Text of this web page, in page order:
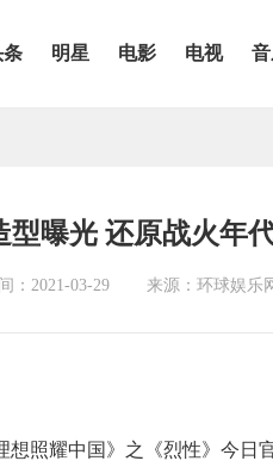
条 明星 电影 电视
型曝光 还原战火年
：2021-03-29 来源：环球娱乐
想照耀中国》之《烈性》今日